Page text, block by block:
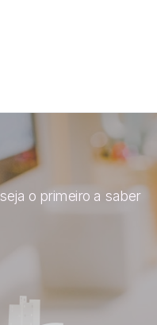
o primeiro a saber